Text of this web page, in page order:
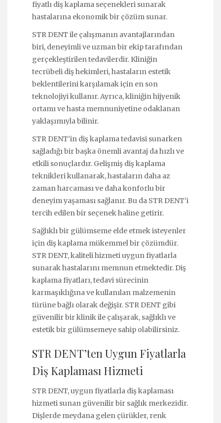
fiyatlı diş kaplama seçenekleri sunarak
hastalarına ekonomik bir çözüm sunar.
STR DENT ile çalışmanın avantajlarından
biri, deneyimli ve uzman bir ekip tarafından
gerçekleştirilen tedavilerdir. Kliniğin
tecrübeli diş hekimleri, hastaların estetik
beklentilerini karşılamak için en son
teknolojiyi kullanır. Ayrıca, kliniğin hijyenik
ortamı ve hasta memnuniyetine odaklanan
yaklaşımıyla bilinir.
STR DENT'in diş kaplama tedavisi sunarken
sağladığı bir başka önemli avantaj da hızlı ve
etkili sonuçlardır. Gelişmiş diş kaplama
teknikleri kullanarak, hastaların daha az
zaman harcaması ve daha konforlu bir
deneyim yaşaması sağlanır. Bu da STR DENT'i
tercih edilen bir seçenek haline getirir.
Sağlıklı bir gülümseme elde etmek isteyenler
için diş kaplama mükemmel bir çözümdür.
STR DENT, kaliteli hizmeti uygun fiyatlarla
sunarak hastalarını memnun etmektedir. Diş
kaplama fiyatları, tedavi sürecinin
karmaşıklığına ve kullanılan malzemenin
türüne bağlı olarak değişir. STR DENT gibi
güvenilir bir klinik ile çalışarak, sağlıklı ve
estetik bir gülümsemeye sahip olabilirsiniz.
STR DENT’ten Uygun Fiyatlarla
Diş Kaplaması Hizmeti
STR DENT, uygun fiyatlarla diş kaplaması
hizmeti sunan güvenilir bir sağlık merkezidir.
Dişlerde meydana gelen çürükler, renk